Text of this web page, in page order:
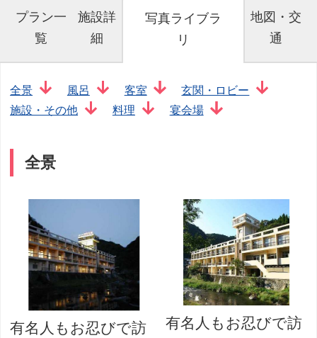
プラン一
覧
施設詳
細
写真ライブラ
リ
地図・交
通
全景 風呂 客室
玄関・ロビー
施設・その他
料理 宴会場
全景
有名人もお忍びで訪
有名人もお忍びで訪